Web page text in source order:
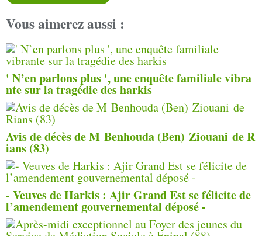
Vous aimerez aussi :
' N’en parlons plus ', une enquête familiale vibra
nte sur la tragédie des harkis
Avis de décès de M Benhouda (Ben) Ziouani de R
ians (83)
- Veuves de Harkis : Ajir Grand Est se félicite de
l’amendement gouvernemental déposé -